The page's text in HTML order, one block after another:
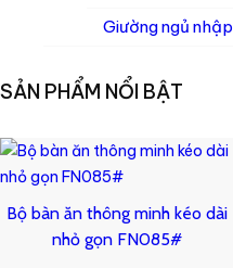
Giường ngủ
SẢN PHẨM NỔI BẬT
Bộ bàn ăn thông minh kéo dài
nhỏ gọn FN085#